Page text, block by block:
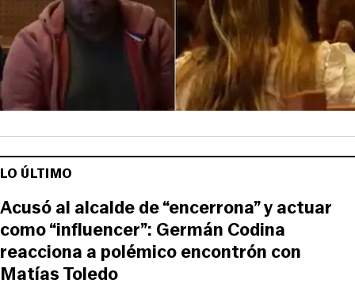
LO ÚLTIMO
Acusó al alcalde de “encerrona” y actuar
como “influencer”: Germán Codina
reacciona a polémico encontrón con
Matías Toledo